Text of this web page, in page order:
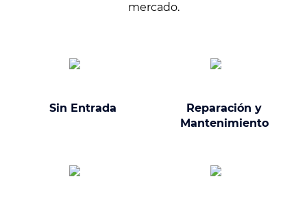
mercado.
Sin Entrada
Reparación y
Mantenimiento